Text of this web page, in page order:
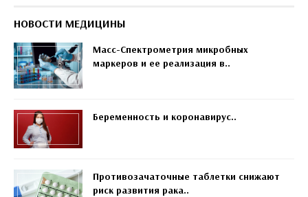
НОВОСТИ МЕДИЦИНЫ
Масс-Спектрометрия микробных
маркеров и ее реализация в..
Беременность и коронавирус..
Противозачаточные таблетки снижают
риск развития рака..